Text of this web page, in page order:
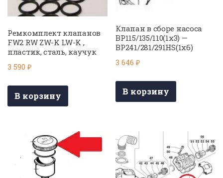
Ремкомплект клапанов
FW2 RW ZW-K LW-K ,
пластик, сталь, каучук
3 590 ₽
В корзину
Клапан в сборе насоса
BP115/135/110(1х3) —
BP241/281/291HS(1х6)
3 646₽
В корзину